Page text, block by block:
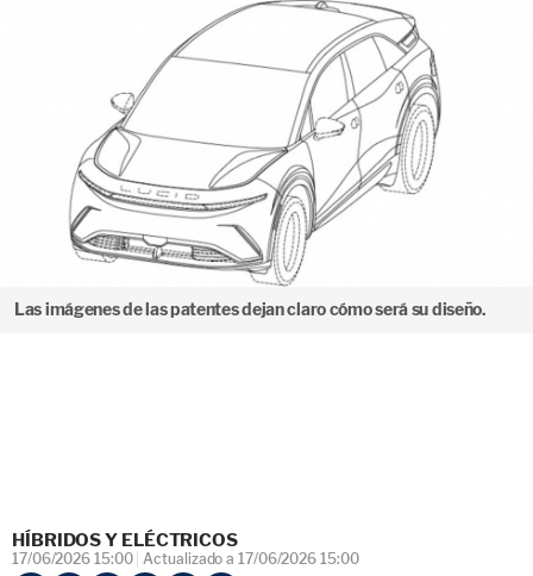
Las imágenes de las patentes dejan claro cómo será su diseño.
HÍBRIDOS Y ELÉCTRICOS
17/06/2026 15:00 Actualizado a 17/06/2026 15:00